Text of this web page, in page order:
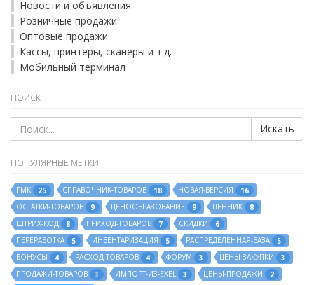
Новости и объявления
Розничные продажи
Оптовые продажи
Кассы, принтеры, сканеры и т.д.
Мобильный терминал
ПОИСК
Искать
ПОПУЛЯРНЫЕ МЕТКИ
РМК 25 СПРАВОЧНИК-ТОВАРОВ 18 НОВАЯ-ВЕРСИЯ
16
ОСТАТКИ-ТОВАРОВ
9 ЦЕНООБРАЗОВАНИЕ 9 ЦЕННИК
8
ШТРИХ-КОД
8 ПРИХОД-ТОВАРОВ 7 СКИДКИ
6
ПЕРЕРАБОТКА
5 ИНВЕНТАРИЗАЦИЯ 5 РАСПРЕДЕЛЕННАЯ-БАЗА
5
БОНУСЫ
4 РАСХОД-ТОВАРОВ 4 ФОРУМ 3 ЦЕНЫ-ЗАКУПКИ
3
ПРОДАЖИ-ТОВАРОВ
3 ИМПОРТ-ИЗ-EXEL 3 ЦЕНЫ-ПРОДАЖИ
2